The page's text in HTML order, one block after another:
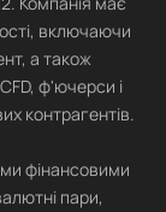
включаючи
а також
ф'ючерси і
контрагентів.
фінансовими
пари,